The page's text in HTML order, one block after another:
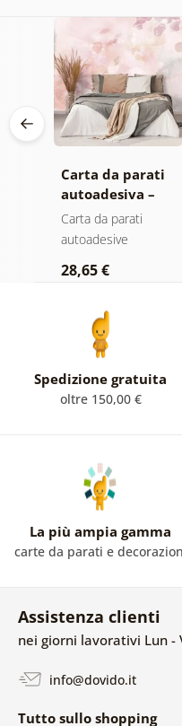
Carta da parati
autoadesiva –
Foglie con
sfumatura
Carta da parati
autoadesive
28,65 €
Spedizione gratuita
oltre 150,00 €
La più ampia gamma
carte da parati e
Assistenza clienti
nei giorni lavorativi Lun -
info@dovido.it
Tutto sullo shopping